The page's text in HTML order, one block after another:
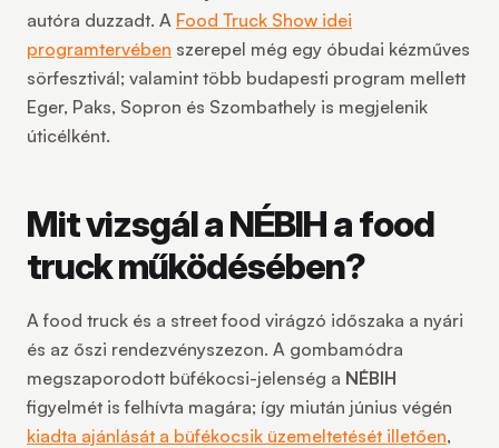
autóra duzzadt. A Food Truck Show idei
programtervében szerepel még egy óbudai kézműves
sörfesztivál; valamint több budapesti program mellett
Eger, Paks, Sopron és Szombathely is megjelenik
úticélként.
Mit vizsgál a NÉBIH a food
truck működésében?
A food truck és a street food virágzó időszaka a nyári
és az őszi rendezvényszezon. A gombamódra
megszaporodott büfékocsi-jelenség a NÉBIH
figyelmét is felhívta magára; így miután június végén
kiadta ajánlását a büfékocsik üzemeltetését illetően,